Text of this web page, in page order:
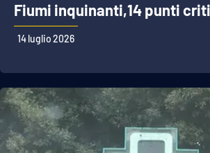
Fiumi inquinanti,14 punti
14 luglio 2026